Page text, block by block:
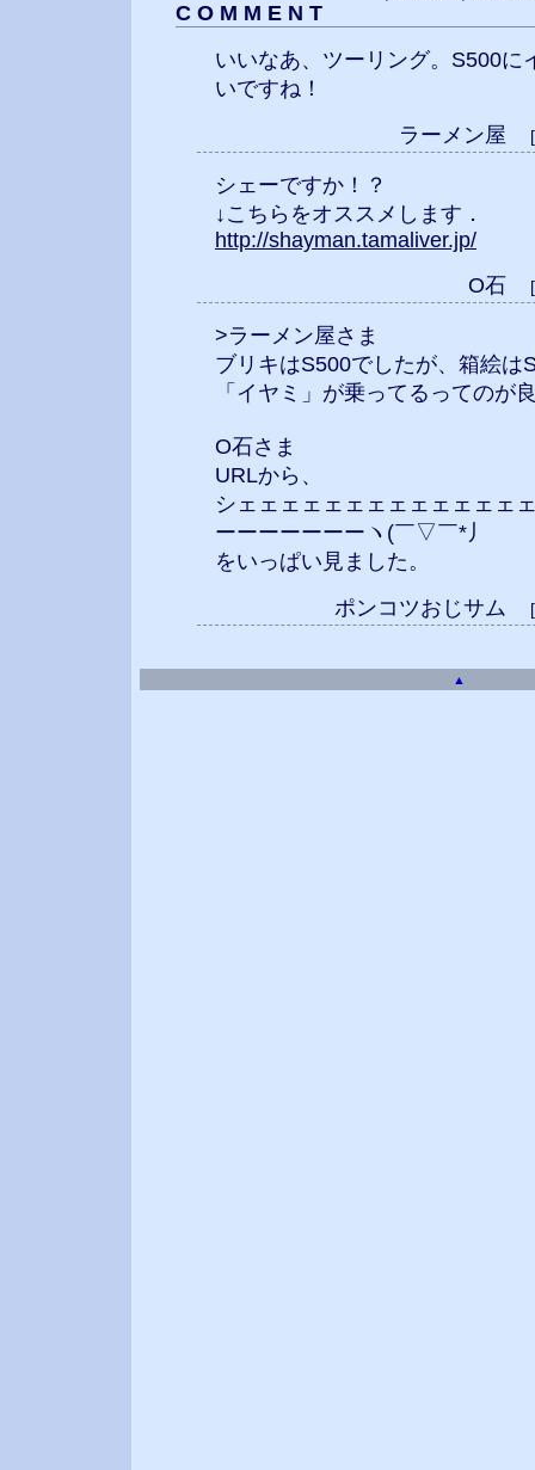
C O M M E N T
いいなあ、ツーリング。S500に
いですね！
ラーメン屋
シェーですか！？
↓こちらをオススメします．
http://shayman.tamaliver.jp/
O石
>ラーメン屋さま
ブリキはS500でしたが、箱絵は
「イヤミ」が乗ってるってのが
O石さま
URLから、
シェェェェェェェェェェェェェ
ーーーーーーーヽ(￣▽￣*丿
をいっぱい見ました。
ポンコツおじサム
▲